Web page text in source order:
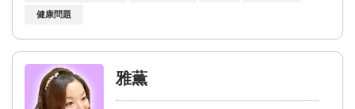
健康問題
雅薫